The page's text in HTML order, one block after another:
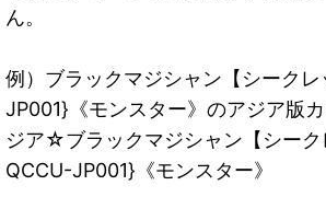
ん。
例）ブラックマジシャン【シーク
JP001}《モンスター》のアジア版
ジア☆ブラックマジシャン【シー
QCCU-JP001}《モンスター》